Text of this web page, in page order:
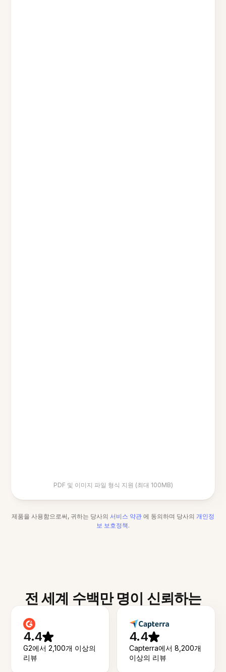
PDF 및 이미지 파일 형식 지원 (최대 100MB)
제품을 사용함으로써, 귀하는 당사의 서비스 약관 에 동의하며 당사의 개인정
보 보호정책.
전 세계 수백만 명이 신뢰하는
4.4
G2에서 2,100개 이상의
리뷰
4.4
Capterra에서 8,200개
이상의 리뷰